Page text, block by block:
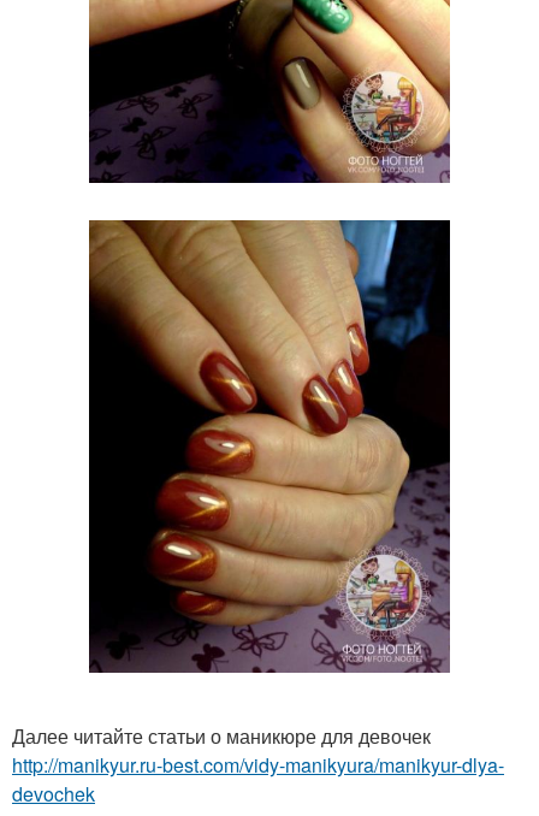
Далее читайте статьи о маникюре для девочек
http://manikyur.ru-best.com/vidy-manikyura/manikyur-dlya-
devochek